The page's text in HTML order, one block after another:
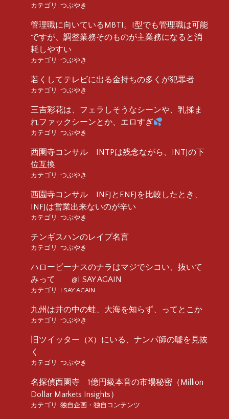
カテゴリ: つぶやき
管理職に向いているMBTI。I型でも管理職は可能
ですが、調整業務そのものが主業務になると消
耗しやすい
カテゴリ: つぶやき
若くしてテレビに出る金持ちの多くが犯罪者
カテゴリ: つぶやき
三吉彩花は、フェラしそうなシーンや、乳揉ま
れファックシーンとか、エロすぎ
カテゴリ: つぶやき
西園寺コンサル INTPは残念ながら、INTJの下
位互換
カテゴリ: つぶやき
西園寺コンサル INFJとENFJを比較したとき、
INFJは営業出来ないのが辛い
カテゴリ: つぶやき
チンギスハンのレイプ名言
カテゴリ: つぶやき
ハロービーナスのナラはマジでシコい、抜いて
みって @I SAY AGAIN
カテゴリ: I SAY AGAIN
九州は井の中の蛙、大海を知らず、ってとこか
カテゴリ: つぶやき
旧ツイッター（X）にいる、ナンパ師の嘘を見抜
く
カテゴリ: つぶやき
名探偵西園寺 1億円級本音の市場秘密（Million
Dollar Markets Insights）
カテゴリ: 独自企画・独自コンテンツ